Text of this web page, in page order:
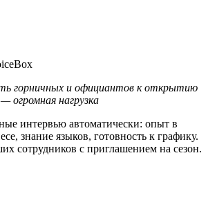
горничных и официантов к открытию
огромная нагрузка
интервью автоматически: опыт в
знание языков, готовность к графику.
сотрудников с приглашением на сезон.